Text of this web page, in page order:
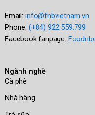
Email: info@fnbvietnam.vn
Phone: (+84) 922.559.799
Facebook fanpage:
Ngành nghề
Cà phê
Nhà hàng